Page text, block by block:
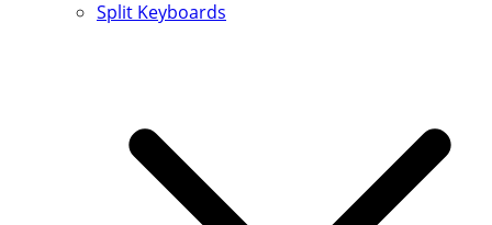
Split Keyboards